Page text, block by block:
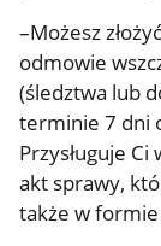
–Możesz
odmowie
(śledztwa lub
terminie 7 dni
Przysługuje
akt sprawy,
także w